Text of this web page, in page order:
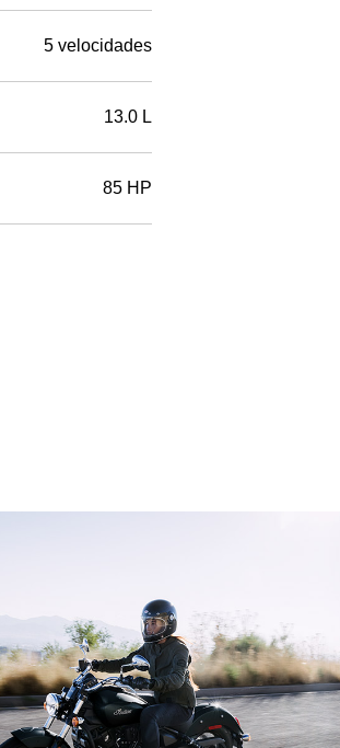
5 velocidades
13.0 L
85 HP